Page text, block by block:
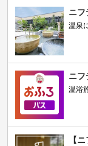
ニフ
温泉
ニフ
温浴
【